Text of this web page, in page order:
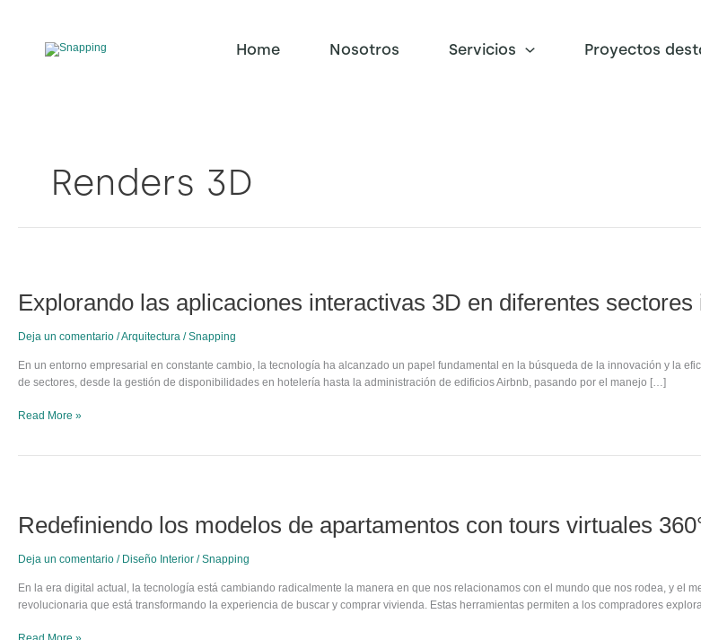
contenido
Home Nosotros Servicios Proyectos
Renders 3D
Explorando las aplicaciones interactivas 3D en diferentes sectores
Deja un comentario /Arquitectura /Snapping
En un entorno empresarial en constante cambio, la tecnología ha alcanzado un papel fundamental en la búsqueda de la innovación y la
de sectores, desde la gestión de disponibilidades en hotelería hasta la administración de edificios Airbnb, pasando por el manejo […]
aplicaciones
interactivas
3D
diferentes
sectores
Read More »
Redefiniendo los modelos de apartamentos con tours virtuales
Deja un comentario / Diseño Interior /Snapping
En la era digital actual, la tecnología está cambiando radicalmente la manera en que nos relacionamos con el mundo que nos rodea, y el
revolucionaria que está transformando la experiencia de buscar y comprar vivienda. Estas herramientas permiten a los compradores
modelos
de
apartamentos
tours
virtuales